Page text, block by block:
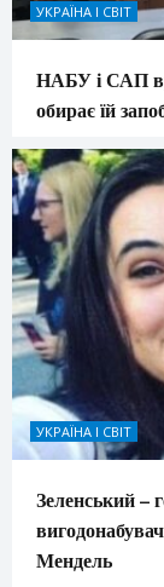
УКРАЇНА І СВІТ
НАБУ і САП
обирає їй
УКРАЇНА І СВІТ
Зеленський –
Мендель